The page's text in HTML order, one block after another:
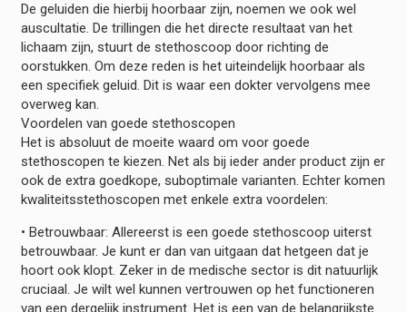
De geluiden die hierbij hoorbaar zijn, noemen we ook wel
auscultatie. De trillingen die het directe resultaat van het
lichaam zijn, stuurt de stethoscoop door richting de
oorstukken. Om deze reden is het uiteindelijk hoorbaar als
een specifiek geluid. Dit is waar een dokter vervolgens mee
overweg kan.
Voordelen van goede stethoscopen
Het is absoluut de moeite waard om voor goede
stethoscopen te kiezen. Net als bij ieder ander product zijn er
ook de extra goedkope, suboptimale varianten. Echter komen
kwaliteitsstethoscopen met enkele extra voordelen:
• Betrouwbaar: Allereerst is een goede stethoscoop uiterst
betrouwbaar. Je kunt er dan van uitgaan dat hetgeen dat je
hoort ook klopt. Zeker in de medische sector is dit natuurlijk
cruciaal. Je wilt wel kunnen vertrouwen op het functioneren